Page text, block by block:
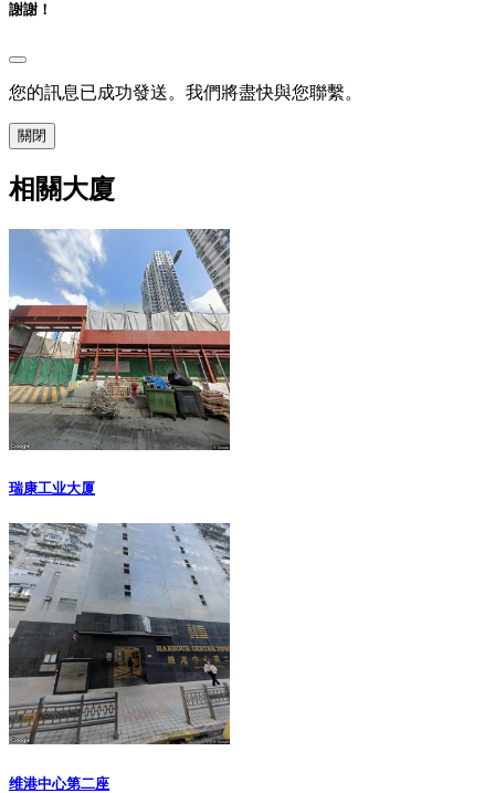
謝謝！
您的訊息已成功發送。我們將盡快與您聯繫。
關閉
相關大廈
瑞康工业大厦
维港中心第二座